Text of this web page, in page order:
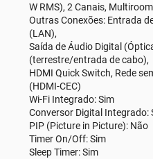
W RMS), 2 Canais,
Outras Conexões: Entrada
(LAN),
Saída de Áudio Digital
(terrestre/entrada de cabo),
HDMI Quick Switch, Rede
(HDMI-CEC)
Wi-Fi Integrado: Sim
Conversor Digital Integrado:
PIP (Picture in Picture): Não
Timer On/Off: Sim
Sleep Timer: Sim